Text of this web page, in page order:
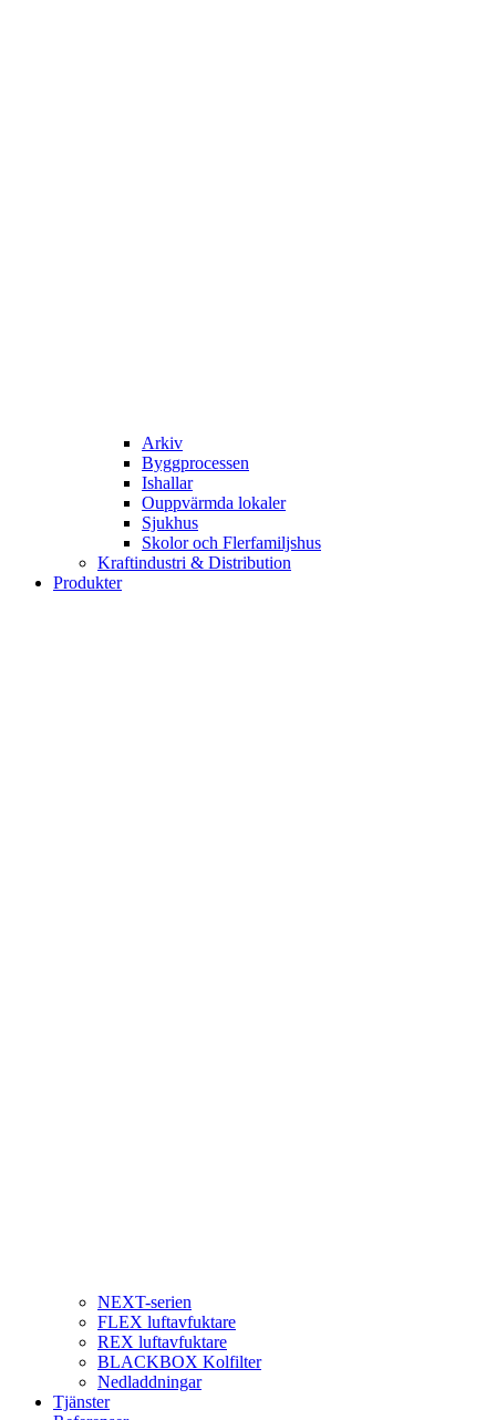
Arkiv
Byggprocessen
Ishallar
Ouppvärmda lokaler
Sjukhus
Skolor och Flerfamiljshus
Kraftindustri & Distribution
Produkter
NEXT-serien
FLEX luftavfuktare
REX luftavfuktare
BLACKBOX Kolfilter
Nedladdningar
Tjänster